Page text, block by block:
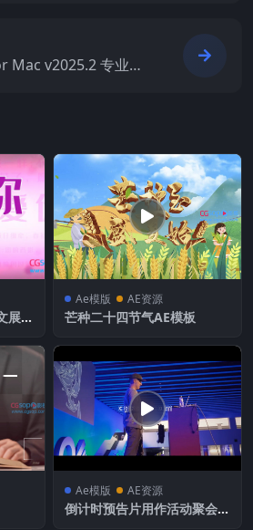
Mac v2025.2 专业的
展示
Ae模版 AE资源
芒种二十四节气AE模板
Ae模版 AE资源
倒计时预告片用作活动聚会产